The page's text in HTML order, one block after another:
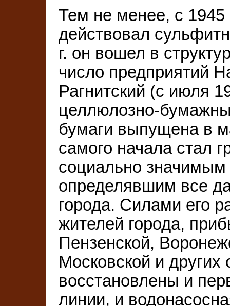
Тем не менее, с
действовал
г. он вошел в
число предприятий
Рагнитский (с июля
целлюлозно-
бумаги выпущена в
самого начала стал
социально
определявшим все
города. Силами его
жителей города,
Пензенской,
Московской и
восстановлены и
линии, и